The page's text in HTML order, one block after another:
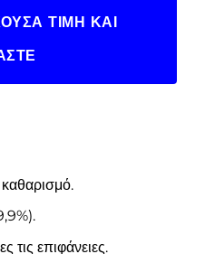
ΤΙΜΉ ΚΑΙ
τις επιφάνειες.